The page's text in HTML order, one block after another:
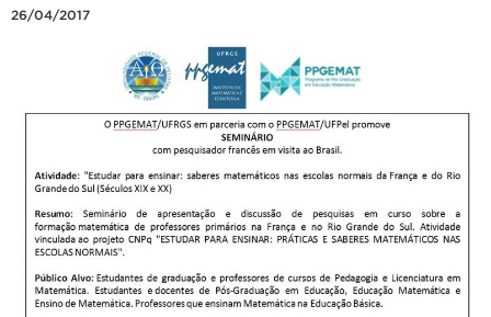
26/04/2017